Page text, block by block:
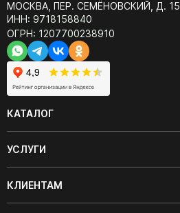
МОСКВА, ПЕР. СЕМЁНОВСКИЙ, Д. 15
ИНН: 9718158840
ОГРН: 1207700238910
КАТАЛОГ
УСЛУГИ
КЛИЕНТАМ